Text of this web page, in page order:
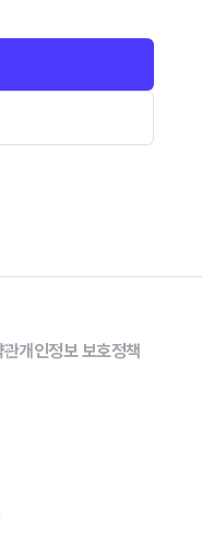
관개인정보 보호정책